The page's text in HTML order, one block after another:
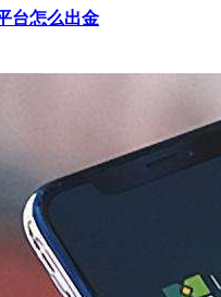
台怎么出金